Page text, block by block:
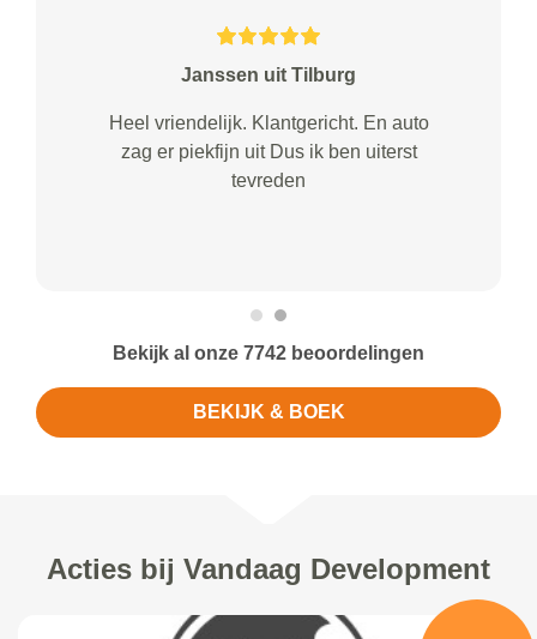
Janssen uit Tilburg
Heel vriendelijk. Klantgericht. En auto
zag er piekfijn uit Dus ik ben uiterst
tevreden
Bekijk al onze 7742 beoordelingen
BEKIJK & BOEK
Acties bij Vandaag Development